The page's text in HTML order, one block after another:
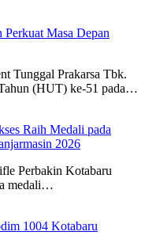
Masa Depan
Tunggal Prakarsa Tbk.
(HUT) ke-51 pada…
Raih Medali pada
2026
Perbakin Kotabaru
medali…
1004 Kotabaru